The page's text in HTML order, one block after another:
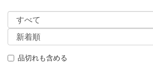
品切れも含める